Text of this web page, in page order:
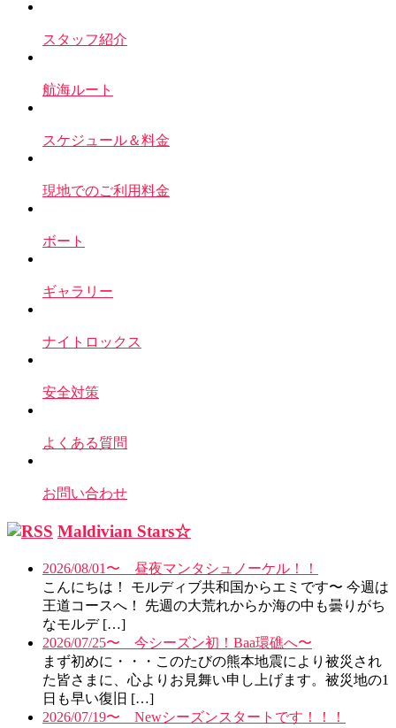
スタッフ紹介
航海ルート
スケジュール＆料金
現地でのご利用料金
ボート
ギャラリー
ナイトロックス
安全対策
よくある質問
お問い合わせ
Maldivian Stars☆
2026/08/01〜 昼夜マンタシュノーケル！！
こんにちは！ モルディブ共和国からエミです〜 今週は
王道コースへ！ 先週の大荒れからか海の中も曇りがち
なモルデ […]
2026/07/25〜 今シーズン初！Baa環礁へ〜
まず初めに・・・このたびの熊本地震により被災され
た皆さまに、心よりお見舞い申し上げます。被災地の1
日も早い復旧 […]
2026/07/19〜 Newシーズンスタートです！！！